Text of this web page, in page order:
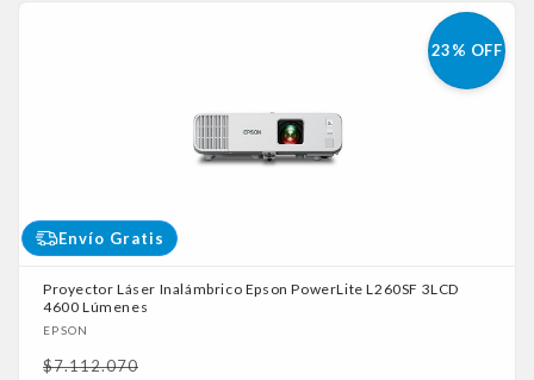
23% OFF
Envío Gratis
Proyector Láser Inalámbrico Epson PowerLite L260SF 3LCD
4600 Lúmenes
Proveedor:
EPSON
Precio
$7.112.070